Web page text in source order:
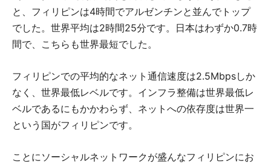
と、フィリピンは4時間でアルゼンチンと並んでトップ
でした。世界平均は2時間25分です。日本はわずか0.7時
間で、こちらも世界最短でした。
フィリピンでの平均的なネット通信速度は2.5Mbpsしか
なく、世界最低レベルです。インフラ整備は世界最低レ
ベルであるにもかかわらず、ネットへの依存度は世界一
という国がフィリピンです。
ことにソーシャルネットワークが盛んなフィリピンにお